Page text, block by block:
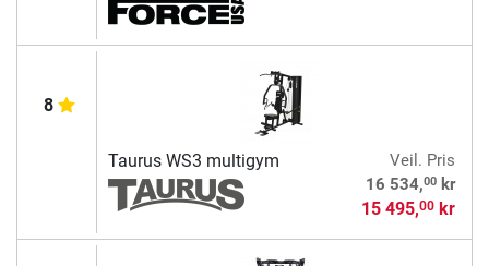
8
Taurus WS3 multigym
Veil. Pris
16 534,00kr
15 495,00kr